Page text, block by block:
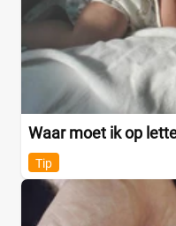
Kruidvat
Trekpleister
Supermarkt
Albert Heijn
Dekamarkt
+9 meer
Webshop
Waar moet ik op
Tip